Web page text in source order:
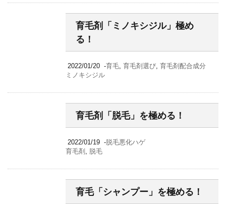
育毛剤「ミノキシジル」極め
る！
2022/01/20 -育毛 育毛剤選び 育毛剤配合成分
ミノキシジル
育毛剤「脱毛」を極める！
2022/01/19 -脱毛悪化ハゲ
育毛剤
脱毛
育毛「シャンプー」を極める！